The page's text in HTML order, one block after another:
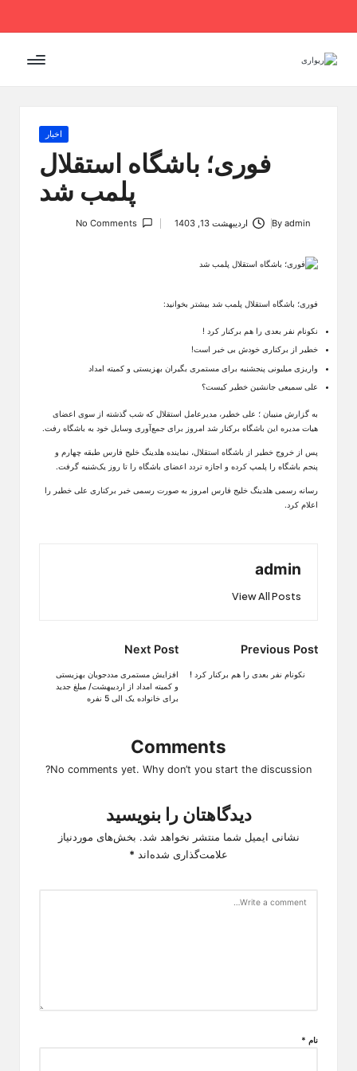
Skip
content
Posted
اخبار
فوری؛ باشگاه استقلال
پلمب شد
Byadmin اردیبهشت 13, 1403 No Comments
فوری؛ باشگاه استقلال پلمب شد بیشتر بخوانید:
نکونام نفر بعدی را هم برکنار کرد !
خطیر از برکناری خودش بی خبر است!
واریزی میلیونی پنجشنبه برای مستمری بگیران بهزیستی و کمیته امداد
علی سمیعی جانشین خطیر کیست؟
به گزارش منیبان ؛ علی خطیر، مدیرعامل استقلال که شب گذشته از سوی اعضای
هیات مدیره این باشگاه برکنار شد امروز برای جمع‌آوری وسایل خود به باشگاه رفت.
پس از خروج خطیر از باشگاه استقلال، نماینده هلدینگ خلیج فارس طبقه چهارم و
پنجم باشگاه را پلمپ کرده و اجازه تردد اعضای باشگاه را تا روز یک‌شنبه گرفت.
رسانه رسمی هلدینگ خلیج فارس امروز به صورت رسمی خبر برکناری علی خطیر را
اعلام کرد.
admin
View All Posts
Post
navigation
Previous Post
نکونام نفر بعدی را هم برکنار کرد !
Next Post
افزایش مستمری مددجویان بهزیستی
و کمیته امداد از اردیبهشت/ مبلغ جدید
برای خانواده یک الی 5 نفره
Comments
No comments yet. Why don’t you start the discussion?
دیدگاهتان را بنویسید
نشانی ایمیل شما منتشر نخواهد شد. بخش‌های موردنیاز
علامت‌گذاری شده‌اند *
نام *